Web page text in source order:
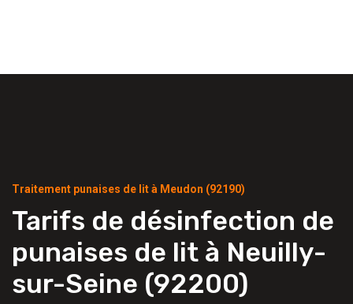
Traitement punaises de lit à Meudon (92190)
Tarifs de désinfection de
punaises de lit à Neuilly-
sur-Seine (92200)